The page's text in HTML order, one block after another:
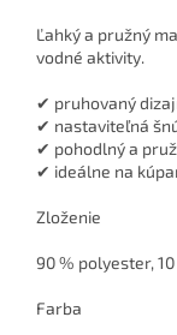
Ľahký a pružný
vodné aktivity.
✔ pruhovaný
✔ nastaviteľná
✔ pohodlný a
✔ ideálne na
Zloženie
90 % polyester,
Farba